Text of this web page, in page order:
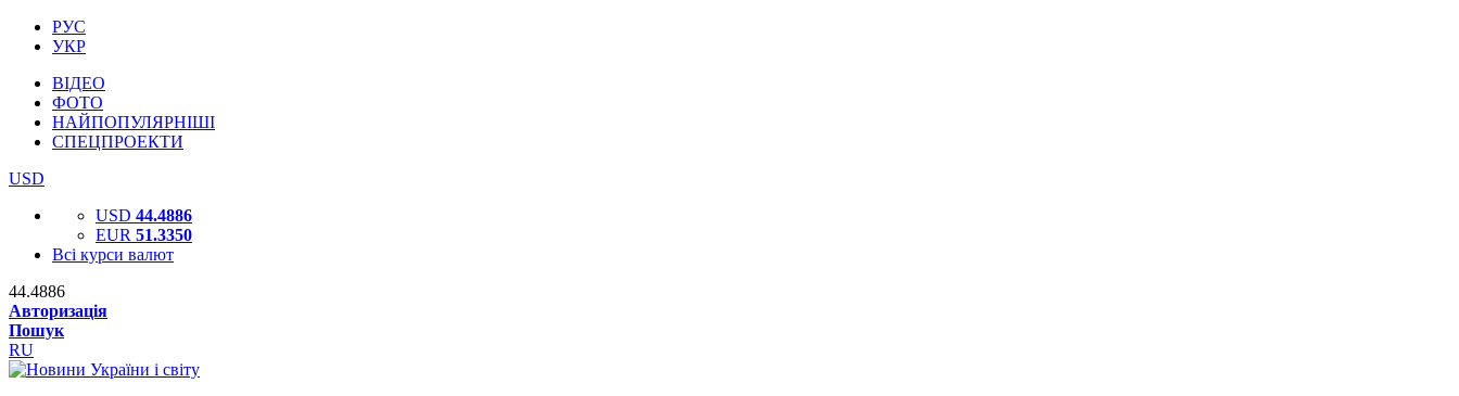
РУС
УКР
ВІДЕО
ФОТО
НАЙПОПУЛЯРНІШІ
СПЕЦПРОЕКТИ
USD
USD 44.4886
EUR 51.3350
Всі курси валют
44.4886
Авторизація
Пошук
RU